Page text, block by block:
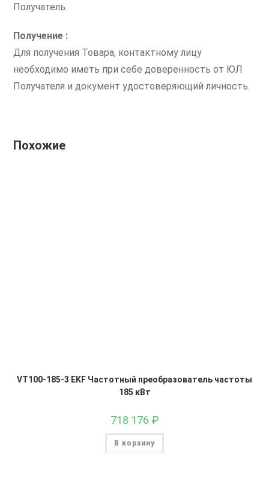
Получатель.
Получение :
Для получения Товара, контактному лицу
необходимо иметь при себе доверенность от ЮЛ
Получателя и документ удостоверяющий личность.
Похожие
VT100-185-3 EKF Частотный преобразователь частоты
185 кВт
718 176 ₽
В корзину